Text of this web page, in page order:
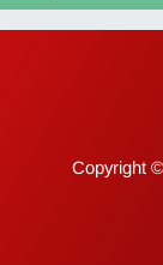
Copyright ©